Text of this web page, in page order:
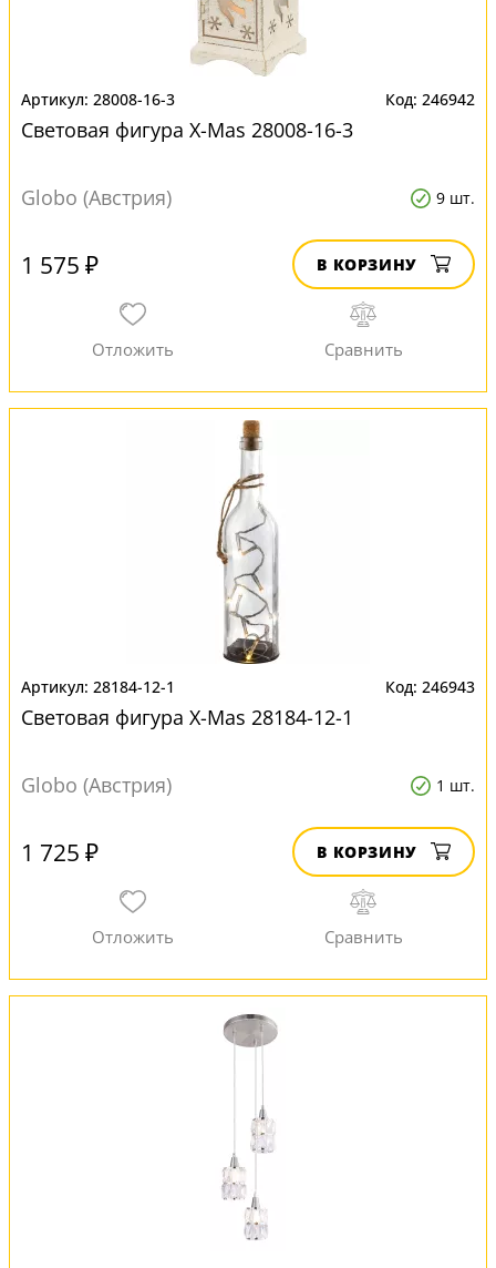
28008-16-3 246942
Световая фигура X-Mas 28008-16-3
Globo (Австрия) 9 шт.
1 575 ₽ В КОРЗИНУ
28184-12-1 246943
Световая фигура X-Mas 28184-12-1
Globo (Австрия) 1 шт.
1 725 ₽ В КОРЗИНУ